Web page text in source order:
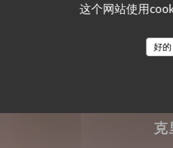
这个网站使用
好
克